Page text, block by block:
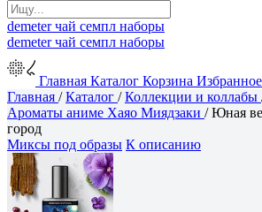
demeterчай семпл наборы
demeterчай семпл наборы
Главная Каталог Корзина Избранное
Главная /Каталог /Коллекции и коллабы
Ароматы аниме Хаяо Миядзаки /Юная
город
Миксы под образы К описанию